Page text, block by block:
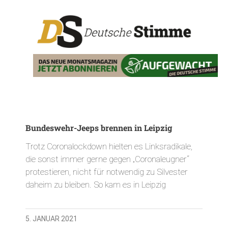
Bundeswehr-Jeeps brennen in Leipzig
Trotz Coronalockdown hielten es Linksradikale,
die sonst immer gerne gegen „Coronaleugner“
protestieren, nicht für notwendig zu Silvester
daheim zu bleiben. So kam es in Leipzig
5. JANUAR 2021